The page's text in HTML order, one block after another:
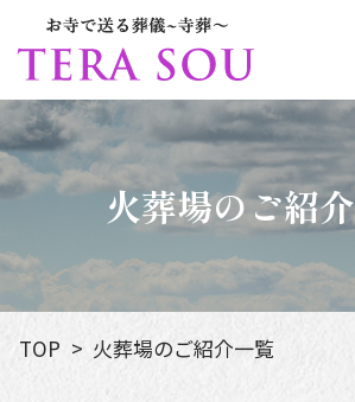
火葬場のご紹
TOP 火葬場のご紹介一覧